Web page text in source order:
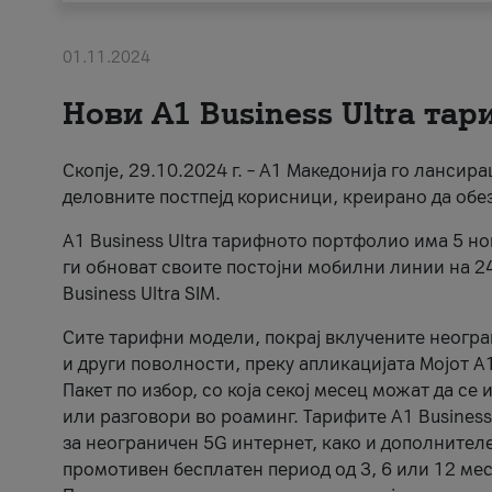
01.11.2024
Нови А1 Business Ultra
Скопје, 29.10.2024 г. – А1 Македонија го
деловните постпејд корисници, креирано да
A1 Business Ultra тарифното портфолио има 5
ги обноват своите постојни мобилни линии на
Business Ultra SIM.
Сите тарифни модели, покрај вклучените
и други поволности, преку апликацијата
Пакет по избор, со која секој месец можат да
или разговори во роаминг. Тарифите A1
за неограничен 5G интернет, како и
промотивен бесплатен период од 3, 6 или 12